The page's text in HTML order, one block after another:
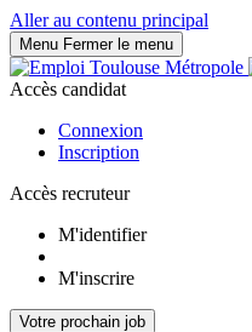
Aller au contenu principal
Menu Fermer le menu
Accès candidat
Connexion
Inscription
Accès recruteur
M'identifier
M'inscrire
Votre prochain job
Panneau de gestion des cookies